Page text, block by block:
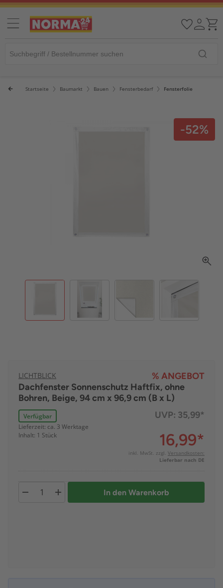
Startseite Baumarkt Bauen Fensterbedarf Fensterfolie
-52%
LICHTBLICK
% ANGEBOT
Dachfenster Sonnenschutz Haftfix, ohne
Bohren, Beige, 94 cm x 96,9 cm (B x L)
Verfügbar
Lieferzeit: ca. 3 Werktage
Inhalt: 1 Stück
UVP: 35,99*
16,99*
inkl. MwSt. zzgl. Versandkosten:
Lieferbar nach DE
In den Warenkorb